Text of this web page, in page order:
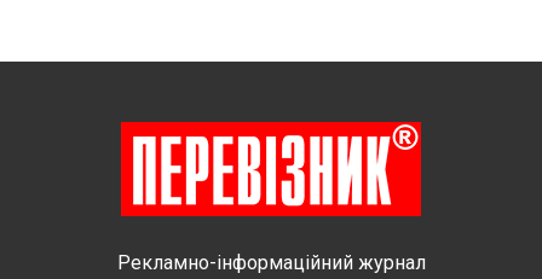
Рекламно-інформаційний журнал